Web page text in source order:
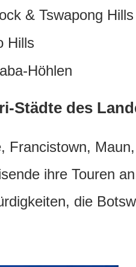
& Tswapong Hills
Hills
Höhlen
Städte des
Francistown,
ihre Touren
die